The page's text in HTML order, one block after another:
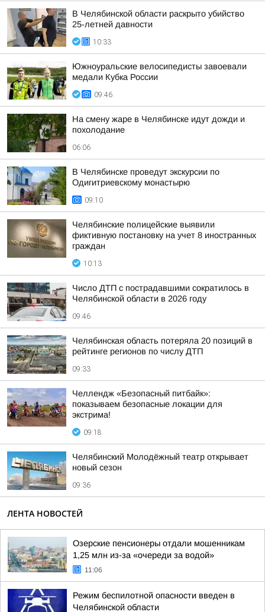
В Челябинской области раскрыто убийство
25-летней давности
10:33
Южноуральские велосипедисты завоевали
медали Кубка России
09:46
На смену жаре в Челябинске идут дожди и
похолодание
06:06
В Челябинске проведут экскурсии по
Одигитриевскому монастырю
09:10
Челябинские полицейские выявили
фиктивную постановку на учет 8 иностранных
граждан
10:13
Число ДТП с пострадавшими сократилось в
Челябинской области в 2026 году
09:46
Челябинская область потеряла 20 позиций в
рейтинге регионов по числу ДТП
09:33
Челлендж «Безопасный питбайк»:
показываем безопасные локации для
экстрима!
09:18
Челябинский Молодёжный театр открывает
новый сезон
09:36
ЛЕНТА НОВОСТЕЙ
Озерские пенсионеры отдали мошенникам
1,25 млн из-за «очереди за водой»
11:06
Режим беспилотной опасности введен в
Челябинской области